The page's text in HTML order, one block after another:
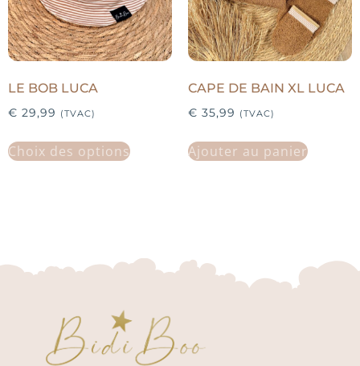
LE BOB LUCA
€ 29,99 (TVAC)
Choix des options
CAPE DE BAIN XL LUCA
€ 35,99 (TVAC)
Ajouter au panier